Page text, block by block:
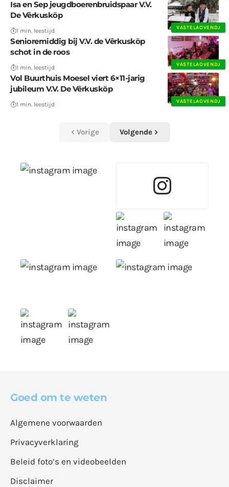
VASTELAOVENDJ
Isa en Sep jeugdboerenbruidspaar V.V.
De Vêrkusköp
1 min. leestijd
VASTELAOVENDJ
Senioremiddig bij V.V. de Vêrkusköp
schot in de roos
1 min. leestijd
VASTELAOVENDJ
Vol Buurthuis Moesel viert 6×11-jarig
jubileum V.V. De Vêrkusköp
1 min. leestijd
Vorige Volgende
Goed om te weten
Algemene voorwaarden
Privacyverklaring
Beleid foto’s en videobeelden
Disclaimer